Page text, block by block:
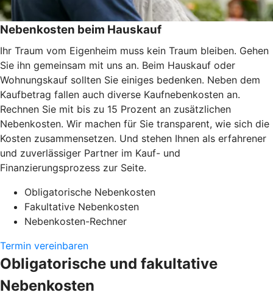
Nebenkosten beim Hauskauf
Ihr Traum vom Eigenheim muss kein Traum bleiben. Gehen
Sie ihn gemeinsam mit uns an. Beim Hauskauf oder
Wohnungskauf sollten Sie einiges bedenken. Neben dem
Kaufbetrag fallen auch diverse Kaufnebenkosten an.
Rechnen Sie mit bis zu 15 Prozent an zusätzlichen
Nebenkosten. Wir machen für Sie transparent, wie sich die
Kosten zusammensetzen. Und stehen Ihnen als erfahrener
und zuverlässiger Partner im Kauf- und
Finanzierungsprozess zur Seite.
Obligatorische Nebenkosten
Fakultative Nebenkosten
Nebenkosten-Rechner
Termin vereinbaren
Obligatorische und fakultative
Nebenkosten